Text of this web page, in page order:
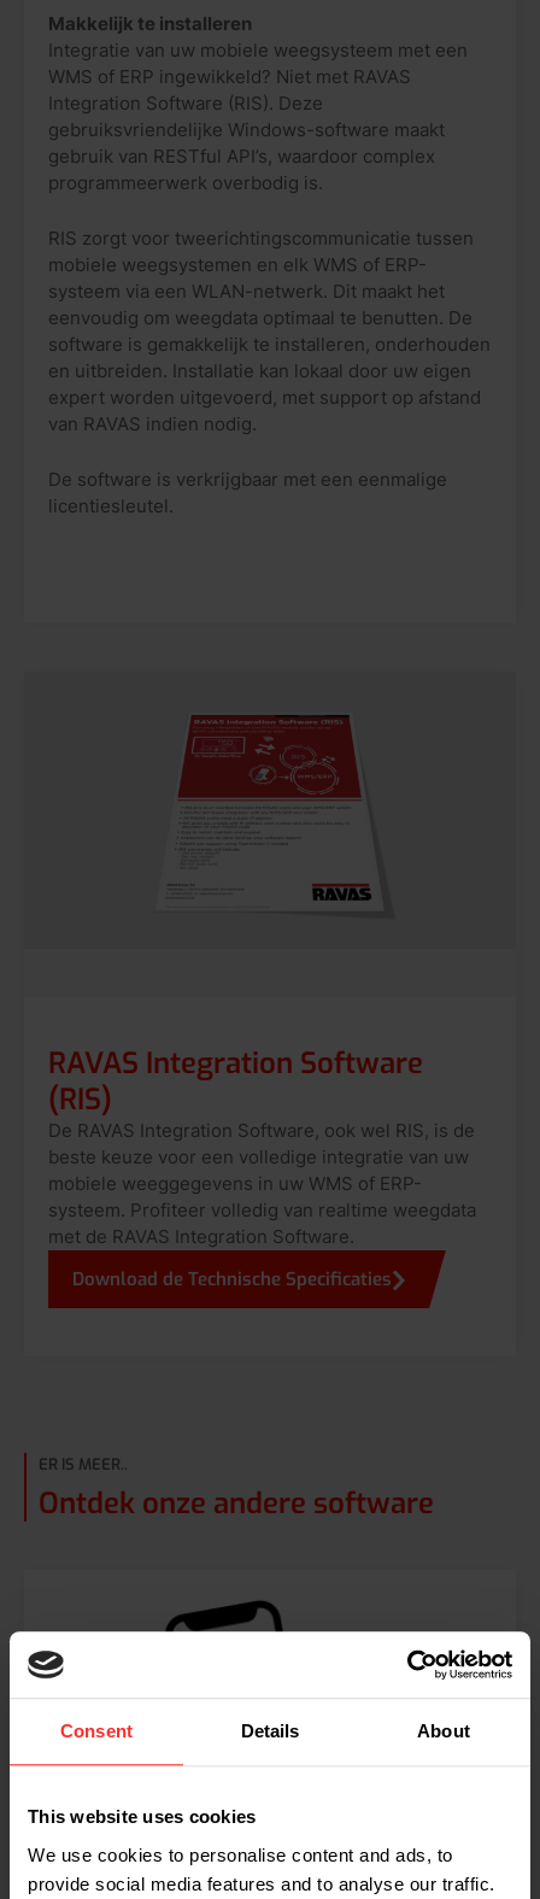
Consent Details About
This website uses cookies
We use cookies to personalise content and ads, to
provide social media features and to analyse our traffic.
Makkelijk te installeren
Integratie van uw mobiele weegsysteem met een
WMS of ERP ingewikkeld? Niet met RAVAS
Integration Software (RIS). Deze
gebruiksvriendelijke Windows-software maakt
gebruik van RESTful API’s, waardoor complex
programmeerwerk overbodig is.
RIS zorgt voor tweerichtingscommunicatie tussen
mobiele weegsystemen en elk WMS of ERP-
systeem via een WLAN-netwerk. Dit maakt het
eenvoudig om weegdata optimaal te benutten. De
software is gemakkelijk te installeren, onderhouden
en uitbreiden. Installatie kan lokaal door uw eigen
expert worden uitgevoerd, met support op afstand
van RAVAS indien nodig.
De software is verkrijgbaar met een eenmalige
licentiesleutel.
RAVAS Integration Software
(RIS)
De RAVAS Integration Software, ook wel RIS, is de
beste keuze voor een volledige integratie van uw
mobiele weeggegevens in uw WMS of ERP-
systeem. Profiteer volledig van realtime weegdata
met de RAVAS Integration Software.
Download de Technische Specificaties
ER IS MEER..
Ontdek onze andere software